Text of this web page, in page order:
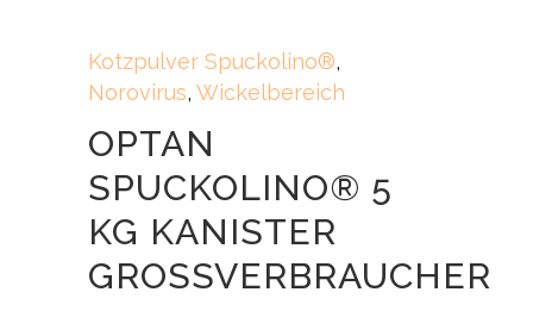
Kotzpulver Spuckolino®,
Norovirus, Wickelbereich
OPTAN
SPUCKOLINO® 5
KG KANISTER
GROSSVERBRAUCHER